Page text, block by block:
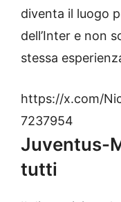
diventa il luogo
dell’Inter e non
stessa
https://x.com/
7237954
Juventus-
tutti